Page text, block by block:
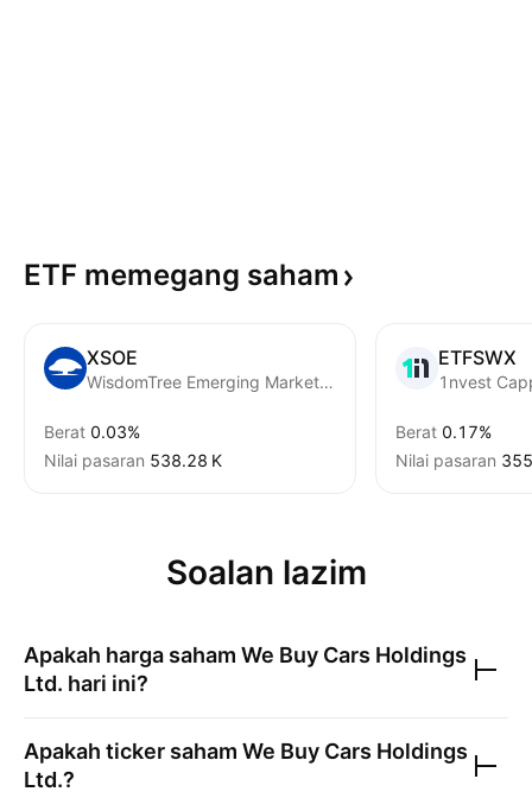
ETF memegang saham
XSOE
WisdomTree Emerging Markets ex-State-Owned Enterprises Fund
Berat 0.03%
Nilai pasaran ‪538.28 K‬
ETFSWX
1nvest
Berat 0.17%
Nilai pasaran
Soalan lazim
Apakah harga saham We Buy Cars Holdings
Ltd. hari ini?
Apakah ticker saham We Buy Cars Holdings
Ltd.?